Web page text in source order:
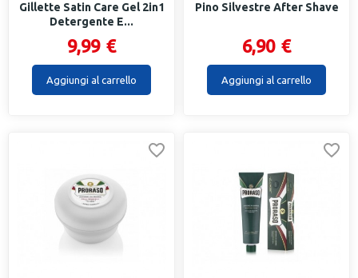
Gillette Satin Care Gel 2in1
Detergente E...
9,99 €
Aggiungi al carrello
Pino Silvestre After Shave
6,90 €
Aggiungi al carrello